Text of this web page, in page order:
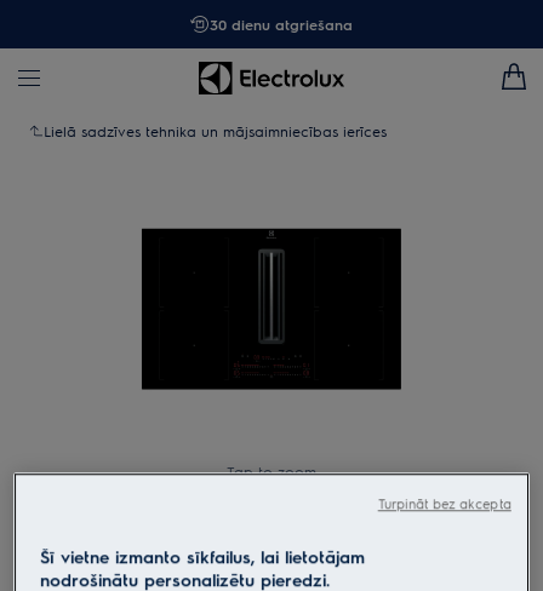
30 dienu atgriešana
Lielā sadzīves tehnika un mājsaimniecības ierīces
Tap to zoom
KCC84453CK
Šī vietne izmanto sīkfailus, lai lietotājam
nodrošinātu personalizētu pieredzi.
Turpināt bez akcepta